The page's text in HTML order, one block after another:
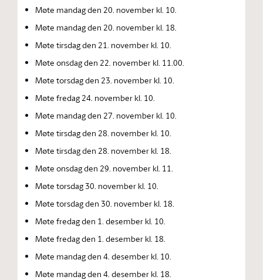
Møte mandag den 20. november kl. 10.
Møte mandag den 20. november kl. 18.
Møte tirsdag den 21. november kl. 10.
Møte onsdag den 22. november kl. 11.00.
Møte torsdag den 23. november kl. 10.
Møte fredag 24. november kl. 10.
Møte mandag den 27. november kl. 10.
Møte tirsdag den 28. november kl. 10.
Møte tirsdag den 28. november kl. 18.
Møte onsdag den 29. november kl. 11.
Møte torsdag 30. november kl. 10.
Møte torsdag den 30. november kl. 18.
Møte fredag den 1. desember kl. 10.
Møte fredag den 1. desember kl. 18.
Møte mandag den 4. desember kl. 10.
Møte mandag den 4. desember kl. 18.